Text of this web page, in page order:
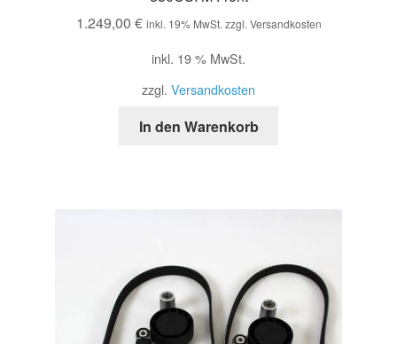
1.249,00 € inkl. 19% MwSt. zzgl. Versandkosten
inkl. 19 % MwSt.
zzgl. Versandkosten
In den Warenkorb